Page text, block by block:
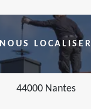
NOUS LOCALISER
44000 Nantes